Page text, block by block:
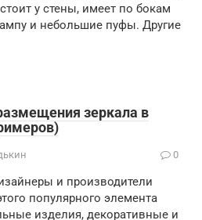
у стены, имеет по бокам
и небольшие пуфы. Другие
зеркала в
0
и производители
популярного элемента
изделия, декоративные и